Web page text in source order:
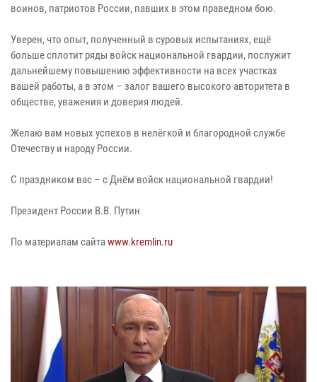
воинов, патриотов России, павших в этом праведном бою.
Уверен, что опыт, полученный в суровых испытаниях, ещё
больше сплотит ряды войск национальной гвардии, послужит
дальнейшему повышению эффективности на всех участках
вашей работы, а в этом – залог вашего высокого авторитета в
обществе, уважения и доверия людей.
Желаю вам новых успехов в нелёгкой и благородной службе
Отечеству и народу России.
С праздником вас – с Днём войск национальной гвардии!
Президент России В.В. Путин
По материалам сайтаwww.kremlin.ru